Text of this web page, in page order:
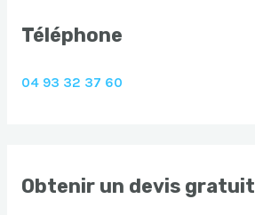
Téléphone
04 93 32 37 60
Obtenir un devis gratuit